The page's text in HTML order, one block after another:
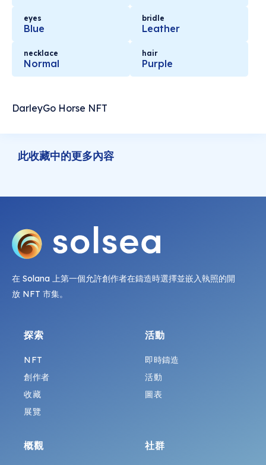
eyes
Blue
bridle
Leather
necklace
Normal
hair
Purple
DarleyGo Horse NFT
此收藏中的更多內容
在 Solana 上第一個允許創作者在鑄造時選擇並嵌入執照的開
放 NFT 市集。
探索
NFT
創作者
收藏
展覽
活動
即時鑄造
活動
圖表
概觀 社群